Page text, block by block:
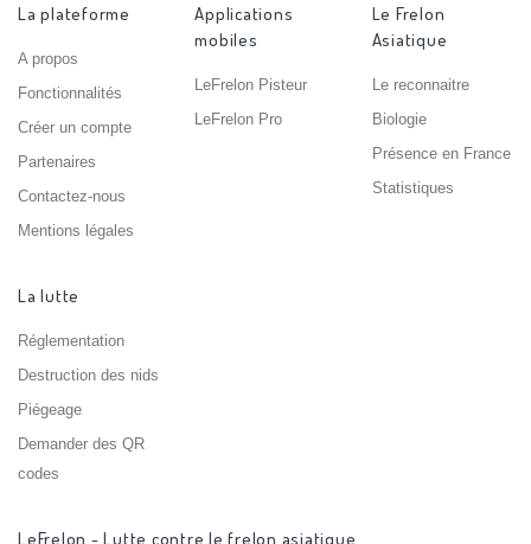
La plateforme
A propos
Fonctionnalités
Créer un compte
Partenaires
Contactez-nous
Mentions légales
Applications
mobiles
LeFrelon Pisteur
LeFrelon Pro
Le Frelon
Asiatique
Le reconnaitre
Biologie
Présence en France
Statistiques
La lutte
Réglementation
Destruction des nids
Piégeage
Demander des QR
codes
LeFrelon - Lutte contre le frelon asiatique